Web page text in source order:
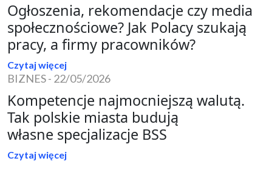
Ogłoszenia, rekomendacje czy media
społecznościowe? Jak Polacy szukają
pracy, a firmy pracowników?
Czytaj więcej
BIZNES- 22/05/2026
Kompetencje najmocniejszą walutą.
Tak polskie miasta budują
własne specjalizacje BSS
Czytaj więcej